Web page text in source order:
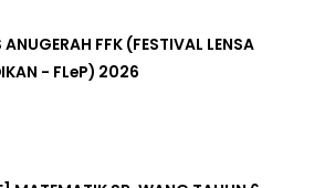
FFK (FESTIVAL LENSA
- FLeP) 2026